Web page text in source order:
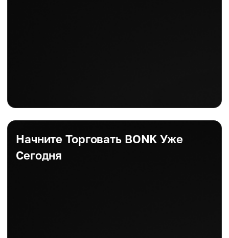
Начните Торговать BONK Уже
Сегодня